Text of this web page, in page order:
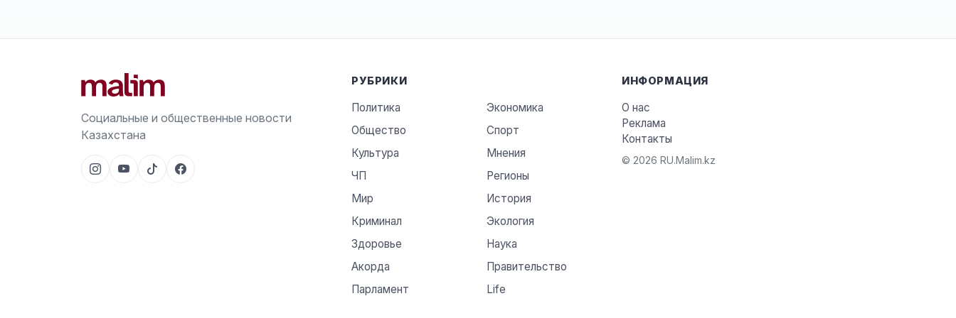
Социальные и общественные новости
Казахстана
РУБРИКИ
Политика
Экономика
Общество
Спорт
Культура
Мнения
ЧП
Регионы
Мир
История
Криминал
Экология
Здоровье
Наука
Акорда
Правительство
Парламент
Life
ИНФОРМАЦИЯ
О нас
Реклама
Контакты
© 2026 RU.Malim.kz